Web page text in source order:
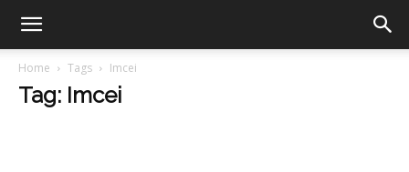
Home Tags Imcei
Tag: Imcei